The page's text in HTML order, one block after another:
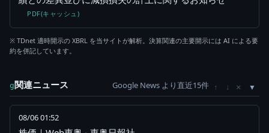
PDF(キャッシュ)
※ TDnet 適時開示の XBRL を当サイトが解析。決算関連の主要開示には AI による要
約を併記しています。
g関連ニュース Google News より直近15件 ↑ ↓ ×
08/06 01:52